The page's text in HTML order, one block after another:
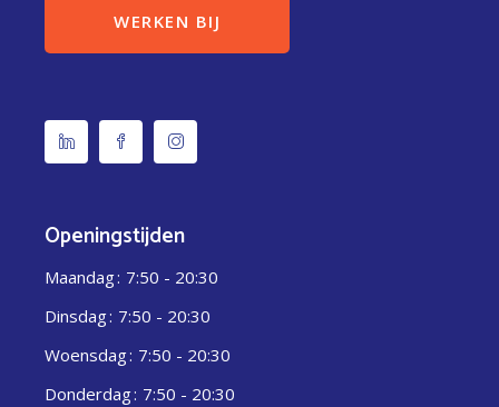
WERKEN BIJ
Openingstijden
Maandag 7:50 - 20:30
Dinsdag 7:50 - 20:30
Woensdag 7:50 - 20:30
Donderdag 7:50 - 20:30